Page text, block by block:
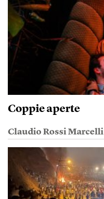
Coppie aperte
Claudio Rossi Marcelli